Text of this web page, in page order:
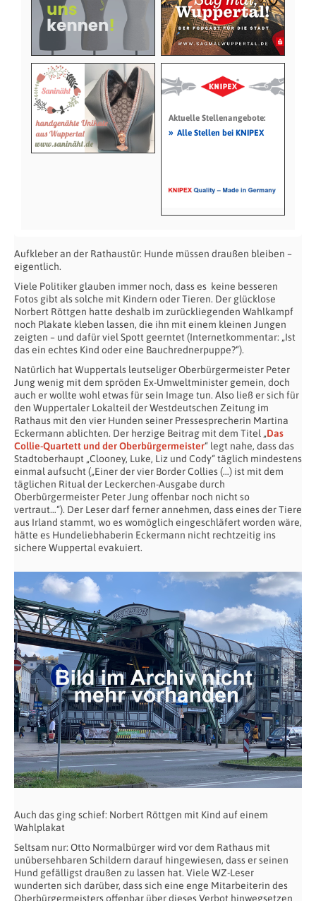
Aktuelle Stellenangebote:
» Alle Stellen bei KNIPEX
Aufkleber an der Rathaustür: Hunde müssen draußen bleiben –
eigentlich.
Viele Politiker glauben immer noch, dass es keine besseren
Fotos gibt als solche mit Kindern oder Tieren. Der glücklose
Norbert Röttgen hatte deshalb im zurückliegenden Wahlkampf
noch Plakate kleben lassen, die ihn mit einem kleinen Jungen
zeigten – und dafür viel Spott geerntet (Internetkommentar: „Ist
das ein echtes Kind oder eine Bauchrednerpuppe?“).
Natürlich hat Wuppertals leutseliger Oberbürgermeister Peter
Jung wenig mit dem spröden Ex-Umweltminister gemein, doch
auch er wollte wohl etwas für sein Image tun. Also ließ er sich für
den Wuppertaler Lokalteil der Westdeutschen Zeitung im
Rathaus mit den vier Hunden seiner Pressesprecherin Martina
Eckermann ablichten. Der herzige Beitrag mit dem Titel „Das
Collie-Quartett und der Oberbürgermeister“ legt nahe, dass das
Stadtoberhaupt „Clooney, Luke, Liz und Cody“ täglich mindestens
einmal aufsucht („Einer der vier Border Collies (…) ist mit dem
täglichen Ritual der Leckerchen-Ausgabe durch
Oberbürgermeister Peter Jung offenbar noch nicht so
vertraut…“). Der Leser darf ferner annehmen, dass eines der Tiere
aus Irland stammt, wo es womöglich eingeschläfert worden wäre,
hätte es Hundeliebhaberin Eckermann nicht rechtzeitig ins
sichere Wuppertal evakuiert.
Auch das ging schief: Norbert Röttgen mit Kind auf einem
Wahlplakat
Seltsam nur: Otto Normalbürger wird vor dem Rathaus mit
unübersehbaren Schildern darauf hingewiesen, dass er seinen
Hund gefälligst draußen zu lassen hat. Viele WZ-Leser
wunderten sich darüber, dass sich eine enge Mitarbeiterin des
Oberbürgermeisters offenbar über dieses Verbot hinwegsetzen